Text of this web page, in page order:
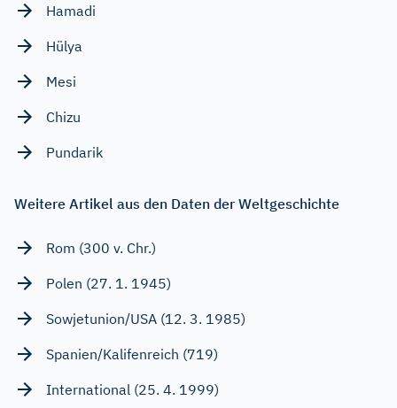
Hamadi
Hülya
Mesi
Chizu
Pundarik
Weitere Artikel aus den Daten der Weltgeschichte
Rom (300 v. Chr.)
Polen (27. 1. 1945)
Sowjetunion/USA (12. 3. 1985)
Spanien/Kalifenreich (719)
International (25. 4. 1999)